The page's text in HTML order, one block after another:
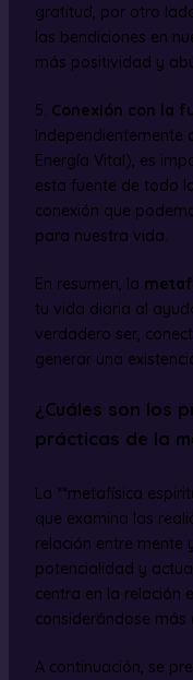
gratitud, por otro
las bendiciones en
más positividad y
5. Conexión con la
Independientemente
Energía Vital), es
esta fuente de todo
conexión que
para nuestra vida.
En resumen, la
tu vida diaria al
verdadero ser,
generar una
¿Cuáles son los
prácticas de la
La **metafísica
que examina las
relación entre mente
potencialidad y
centra en la relación
considerándose más
A continuación, se